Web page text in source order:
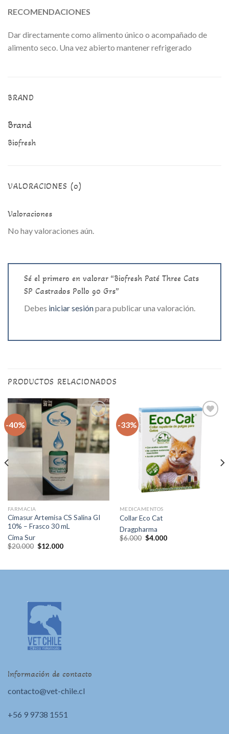
RECOMENDACIONES
Dar directamente como alimento único o acompañado de
alimento seco. Una vez abierto mantener refrigerado
BRAND
Brand
Biofresh
VALORACIONES (0)
Valoraciones
No hay valoraciones aún.
Sé el primero en valorar “Biofresh Paté Three Cats
SP Castrados Pollo 90 Grs”
Debes iniciar sesiónpara publicar una valoración.
PRODUCTOS RELACIONADOS
-40%
Agregar
a la lista
de
FARMACIA
Cimasur Artemisa CS Salina GI
10% – Frasco 30 mL
Cima Sur
$20.000 El
$20.000.
$12.000El
$12.000.
-33%
Agregar
MEDICAMENTOS
Collar Eco Cat
Dragpharma
$6.000 El
$4.000El
Información de contacto
contacto@vet-chile.cl
+56 9 9738 1551